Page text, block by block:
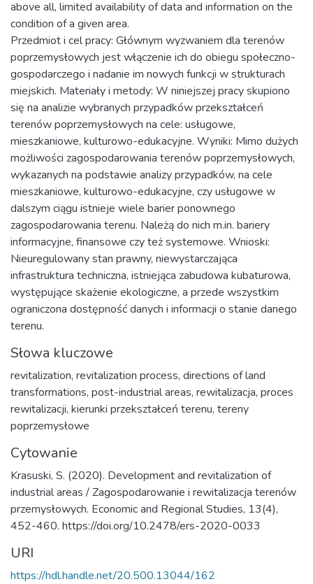
above all, limited availability of data and information on the
condition of a given area.
Przedmiot i cel pracy: Głównym wyzwaniem dla terenów
poprzemysłowych jest włączenie ich do obiegu społeczno-
gospodarczego i nadanie im nowych funkcji w strukturach
miejskich. Materiały i metody: W niniejszej pracy skupiono
się na analizie wybranych przypadków przekształceń
terenów poprzemysłowych na cele: usługowe,
mieszkaniowe, kulturowo-edukacyjne. Wyniki: Mimo dużych
możliwości zagospodarowania terenów poprzemysłowych,
wykazanych na podstawie analizy przypadków, na cele
mieszkaniowe, kulturowo-edukacyjne, czy usługowe w
dalszym ciągu istnieje wiele barier ponownego
zagospodarowania terenu. Należą do nich m.in. bariery
informacyjne, finansowe czy też systemowe. Wnioski:
Nieuregulowany stan prawny, niewystarczająca
infrastruktura techniczna, istniejąca zabudowa kubaturowa,
występujące skażenie ekologiczne, a przede wszystkim
ograniczona dostępność danych i informacji o stanie danego
terenu.
Słowa kluczowe
revitalization, revitalization process, directions of land
transformations, post-industrial areas, rewitalizacja, proces
rewitalizacji, kierunki przekształceń terenu, tereny
poprzemysłowe
Cytowanie
Krasuski, S. (2020). Development and revitalization of
industrial areas / Zagospodarowanie i rewitalizacja terenów
przemysłowych. Economic and Regional Studies, 13(4),
452-460. https://doi.org/10.2478/ers-2020-0033
URI
https://hdl.handle.net/20.500.13044/162